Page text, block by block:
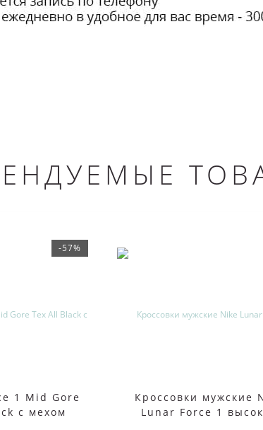
-57%
1 Mid Gore
с мехом
Кроссовки мужские
Lunar Force 1